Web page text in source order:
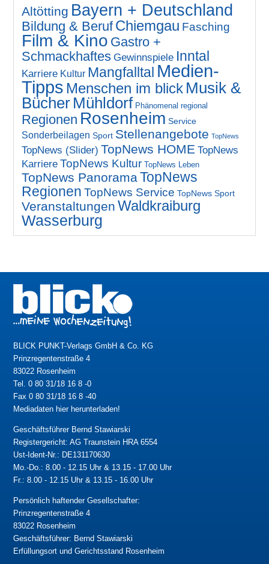
Altötting Bayern + Deutschland
Bildung & Beruf Chiemgau Fasching
Film & Kino Gastro +
Schmackhaftes Gewinnspiele Inntal
Karriere Kultur Mangfalltal Medien-
Tipps Menschen im blick Musik &
Bücher Mühldorf Phänomenal regional
Regionen Rosenheim Service
Sonderbeilagen Sport Stellenangebote TopNews
TopNews (Slider) TopNews HOME TopNews
Karriere TopNews Kultur TopNews Leben
TopNews PanoramaTopNews
Regionen TopNews Service TopNews Sport
Veranstaltungen Waldkraiburg
Wasserburg
BLICK PUNKT-Verlags GmbH & Co. KG
Prinzregentenstraße 4
83022 Rosenheim
Tel. 0 80 31/18 16 8 -0
Fax 0 80 31/18 16 8 -40
Mediadaten hier herunterladen!
Geschäftsführer Bernd Stawiarski
Registergericht: AG Traunstein HRA 6554
Ust-Ident-Nr.: DE131170630
Mo.-Do.: 8.00 - 12.15 Uhr & 13.15 - 17.00 Uhr
Fr.: 8.00 - 12.15 Uhr & 13.15 - 16.00 Uhr
Persönlich haftender Gesellschafter:
Prinzregentenstraße 4
83022 Rosenheim
Geschäftsführer: Bernd Stawiarski
Erfüllungsort und Gerichtsstand Rosenheim